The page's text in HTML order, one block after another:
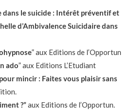
dans le suicide : Intérêt préventif et
d’Ambivalence Suicidaire dans
” aux Editions de l’Opportun
ado” aux Editions L’Etudiant
mincir : Faites vous plaisir sans
?”aux Editions de l’Opportun.